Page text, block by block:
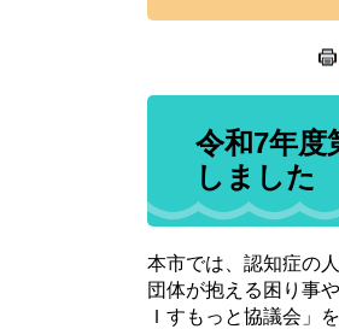
令和7年度
しました
本市では、認知症の
団体が抱える困り事
Ｉすもっと協議会」